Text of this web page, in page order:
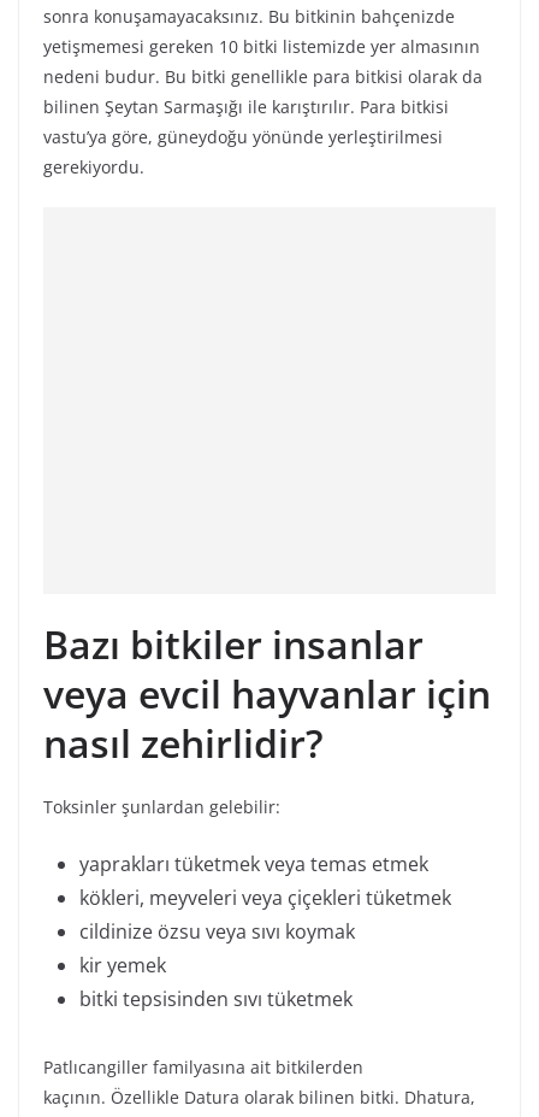
sonra konuşamayacaksınız. Bu bitkinin bahçenizde
yetişmemesi gereken 10 bitki listemizde yer almasının
nedeni budur. Bu bitki genellikle para bitkisi olarak da
bilinen Şeytan Sarmaşığı ile karıştırılır. Para bitkisi
vastu’ya göre, güneydoğu yönünde yerleştirilmesi
gerekiyordu.
Bazı bitkiler insanlar
veya evcil hayvanlar için
nasıl zehirlidir?
Toksinler şunlardan gelebilir:
yaprakları tüketmek veya temas etmek
kökleri, meyveleri veya çiçekleri tüketmek
cildinize özsu veya sıvı koymak
kir yemek
bitki tepsisinden sıvı tüketmek
Patlıcangiller familyasına ait bitkilerden
kaçının. Özellikle Datura olarak bilinen bitki. Dhatura,